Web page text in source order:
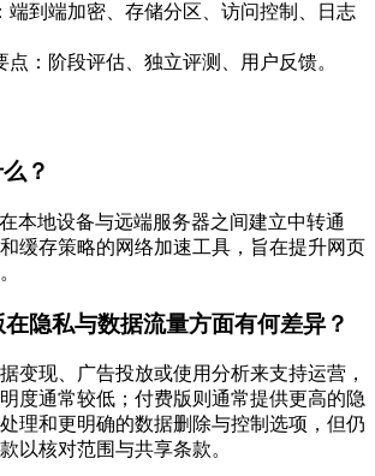
端到端加密、存储分区、访问控制、日志
点：阶段评估、独立评测、用户反馈。
？
本地设备与远端服务器之间建立中转通
缓存策略的网络加速工具，旨在提升网页
隐私与数据流量方面有何差异？
变现、广告投放或使用分析来支持运营，
度通常较低；付费版则通常提供更高的隐
理和更明确的数据删除与控制选项，但仍
以核对范围与共享条款。